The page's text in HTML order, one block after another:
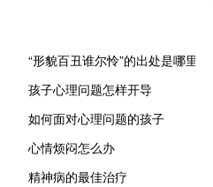
“形貌百丑谁尔怜”的出处是哪里
孩子心理问题怎样开导
如何面对心理问题的孩子
心情烦闷怎么办
精神病的最佳治疗